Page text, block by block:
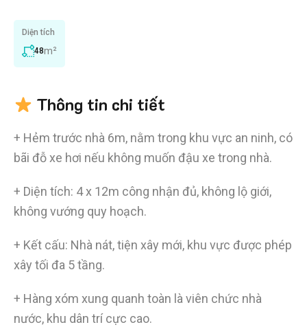
Diện tích
48m²
Thông tin chi tiết
+ Hẻm trước nhà 6m, nằm trong khu vực an ninh, có
bãi đỗ xe hơi nếu không muốn đậu xe trong nhà.
+ Diện tích: 4 x 12m công nhận đủ, không lộ giới,
không vướng quy hoạch.
+ Kết cấu: Nhà nát, tiện xây mới, khu vực được phép
xây tối đa 5 tầng.
+ Hàng xóm xung quanh toàn là viên chức nhà
nước, khu dân trí cực cao.